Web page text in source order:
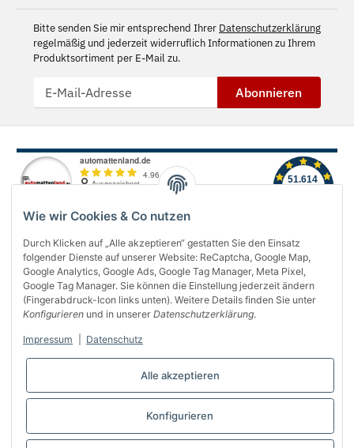
Wie wir Cookies & Co nutzen
Durch Klicken auf „Alle akzeptieren“ gestatten Sie den Einsatz
folgender Dienste auf unserer Website: ReCaptcha, Google Map,
Google Analytics, Google Ads, Google Tag Manager, Meta Pixel,
Google Tag Manager. Sie können die Einstellung jederzeit ändern
(Fingerabdruck-Icon links unten). Weitere Details finden Sie unter
Konfigurieren und in unserer Datenschutzerklärung.
Impressum Datenschutz
Alle akzeptieren
Konfigurieren
Bitte senden Sie mir entsprechend Ihrer Datenschutzerklärung
regelmäßig und jederzeit widerruflich Informationen zu Ihrem
Produktsortiment per E-Mail zu.
Abonnieren
Über uns
Informationen
Gesetzliches